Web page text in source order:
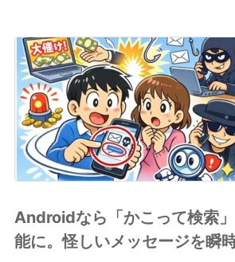
Androidなら「かこって検索
能に。怪しいメッセージを瞬